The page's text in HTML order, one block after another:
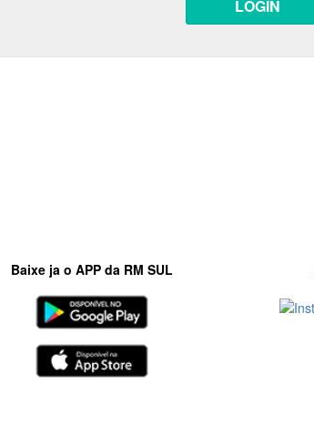
LOGIN
Baixe ja o APP da RM SUL